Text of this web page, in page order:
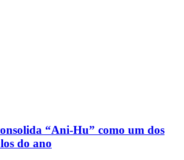
“Ani-Hu” como um dos
do ano